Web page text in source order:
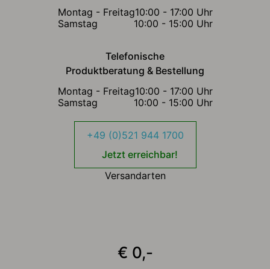
Montag - Freitag10:00 - 17:00 Uhr
Samstag
10:00 - 15:00 Uhr
Telefonische
Produktberatung & Bestellung
Montag - Freitag10:00 - 17:00 Uhr
Samstag
10:00 - 15:00 Uhr
+49 (0)521 944 1700
Jetzt erreichbar!
Versandarten
€ 0,-